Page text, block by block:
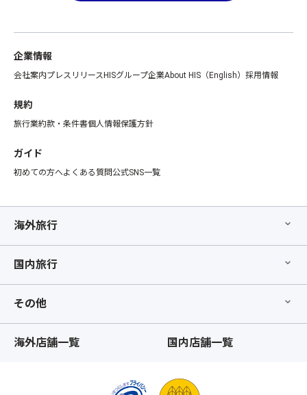
企業情報
会社案内プレスリリース HISグループ企業About HIS（English） 採用情報
規約
旅行業約款・条件書個人情報保護方針
ガイド
初めての方へよくある質問公式SNS一覧
海外旅行
国内旅行
その他
海外店舗一覧 国内店舗一覧